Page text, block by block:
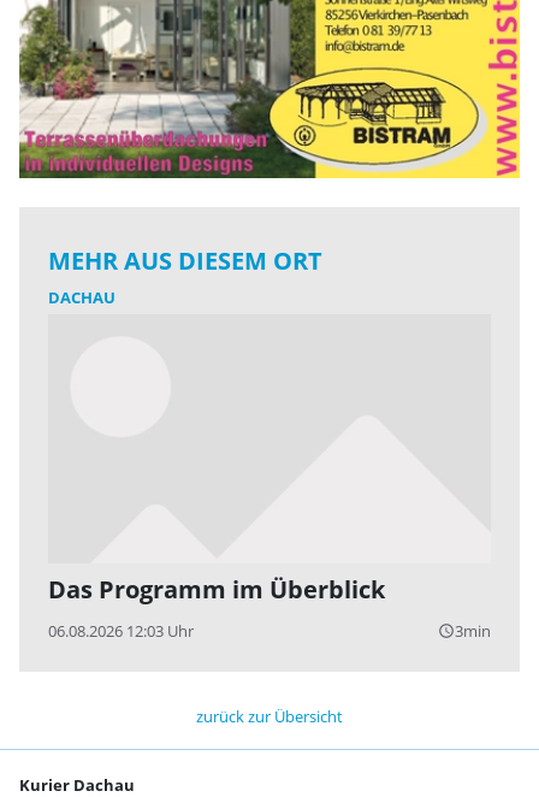
MEHR AUS DIESEM ORT
DACHAU
Das Programm im Überblick
06.08.2026 12:03 Uhr query_builder3min
zurück zur Übersicht
Kurier Dachau